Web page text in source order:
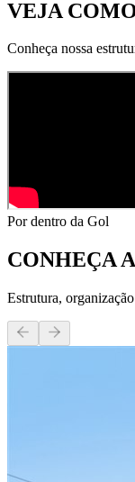
VEJA
Conheça nossa
Por dentro da Gol
CONHEÇA
Estrutura,